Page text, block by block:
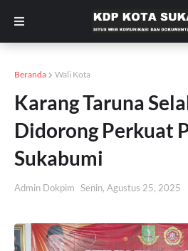
Beranda Wali Kota
Karang Taruna
Didorong Perkuat
Sukabumi
Admin Dokpim Senin, Agustus 25, 2025